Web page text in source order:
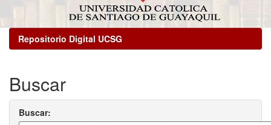
Repositorio Digital UCSG
Buscar
Buscar: